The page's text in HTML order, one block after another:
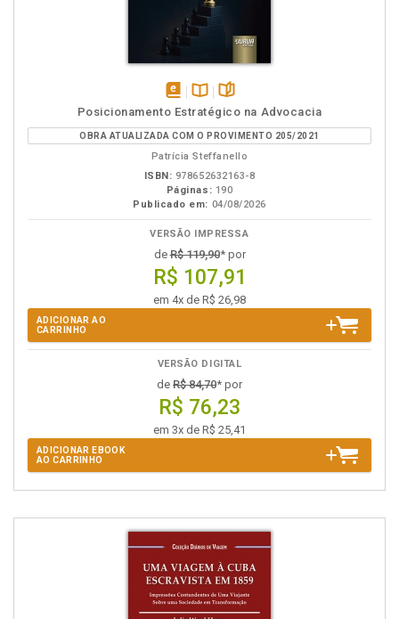
disponível
em
eBook
Disponível
na
B.V.
páginas
Posicionamento Estratégico na Advocacia
OBRA ATUALIZADA COM O PROVIMENTO 205/2021
Patrícia Steffanello
ISBN: 978652632163-8
Páginas: 190
Publicado em: 04/08/2026
VERSÃO IMPRESSA
deR$ 119,90* por
R$ 107,91
em 4x de R$ 26,98
ADICIONAR AO
CARRINHO
VERSÃO DIGITAL
de R$ 84,70* por
R$ 76,23
em 3x de R$ 25,41
ADICIONAR EBOOK
AO CARRINHO